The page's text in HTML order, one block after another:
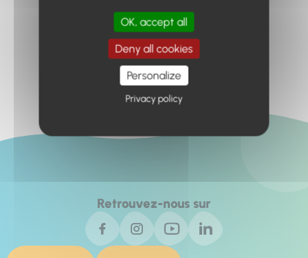
Retour à l'accueil
Retrouvez-nous sur
OK, accept all
Deny all cookies
Personalize
Privacy policy